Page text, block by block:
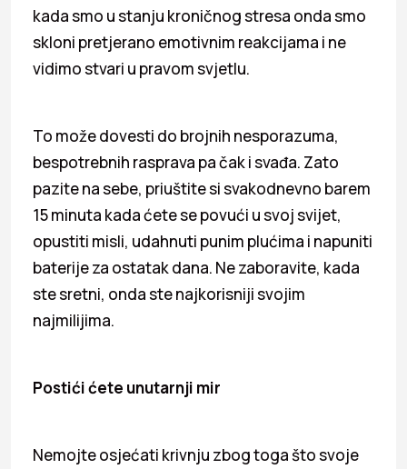
kada smo u stanju kroničnog stresa onda smo
skloni pretjerano emotivnim reakcijama i ne
vidimo stvari u pravom svjetlu.
To može dovesti do brojnih nesporazuma,
bespotrebnih rasprava pa čak i svađa. Zato
pazite na sebe, priuštite si svakodnevno barem
15 minuta kada ćete se povući u svoj svijet,
opustiti misli, udahnuti punim plućima i napuniti
baterije za ostatak dana. Ne zaboravite, kada
ste sretni, onda ste najkorisniji svojim
najmilijima.
Postići ćete unutarnji mir
Nemojte osjećati krivnju zbog toga što svoje